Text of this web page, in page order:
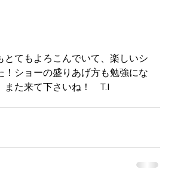
とてもよろこんでいて、楽しいシ
！ショーの盛りあげ方も勉強にな
また来て下さいね！　T.I